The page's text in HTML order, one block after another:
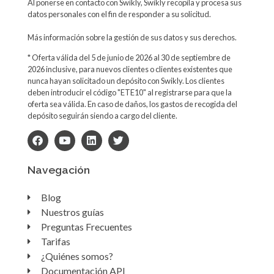
Al ponerse en contacto con Swikly, Swikly recopila y procesa sus
datos personales con el fin de responder a su solicitud.
Más información sobre la gestión de sus datos y sus derechos.
* Oferta válida del 5 de junio de 2026 al 30 de septiembre de
2026 inclusive, para nuevos clientes o clientes existentes que
nunca hayan solicitado un depósito con Swikly. Los clientes
deben introducir el código "ETE10" al registrarse para que la
oferta sea válida. En caso de daños, los gastos de recogida del
depósito seguirán siendo a cargo del cliente.
Navegación
Blog
Nuestros guías
Preguntas Frecuentes
Tarifas
¿Quiénes somos?
Documentación API